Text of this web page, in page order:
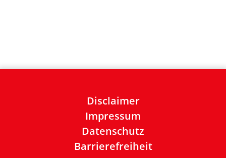
Disclaimer
Impressum
Datenschutz
Barrierefreiheit